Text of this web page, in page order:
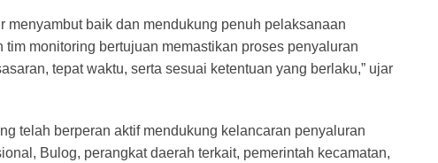
menyambut baik dan mendukung penuh pelaksanaan
monitoring bertujuan memastikan proses penyaluran
tepat waktu, serta sesuai ketentuan yang berlaku,” ujar
telah berperan aktif mendukung kelancaran penyaluran
Bulog, perangkat daerah terkait, pemerintah kecamatan,